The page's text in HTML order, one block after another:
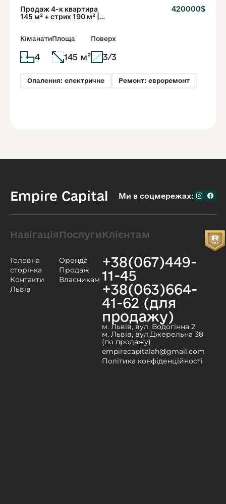
Продаж 4-к квартира
145 м² + стрих 190 м² |
420000$
Кіманати
4
Площа
145 м²
Поверх
3/3
Опалення: електричне Ремонт: евроремонт
Empire Capital Ми в соцмережах:
Навігація
Головна
сторінка
Контакти
Львів
Послуги
Оренда
Продаж
Власникам
Клієнтам
+38(067)449-
11-45
+38(063)664-
41-62 (для
продажу)
м. Львів, вул. Водогінна 2
м. Львів, вул.Джерельна 38
(по продажу)
empirecapitalah@gmail.com
Політика конфіденційності